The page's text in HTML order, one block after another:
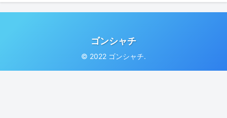
ゴンシャチ
© 2022 ゴンシャチ.